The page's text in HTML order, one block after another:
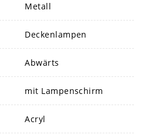
Metall
Deckenlampen
Abwärts
mit Lampenschirm
Acryl